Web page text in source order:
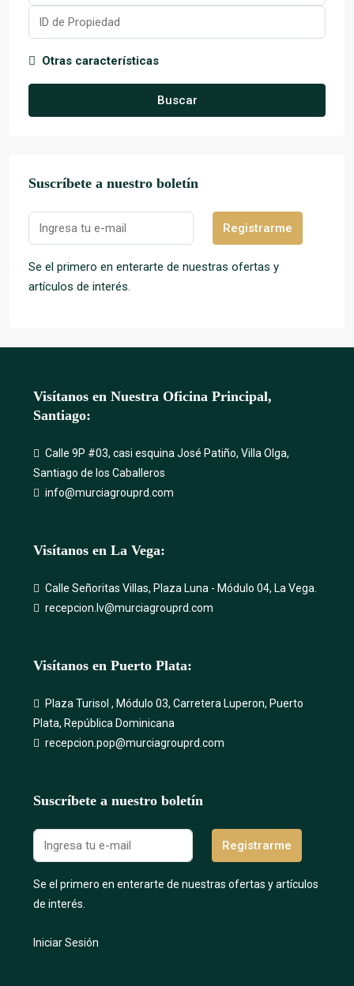
Otras características
Buscar
Suscríbete a nuestro boletín
Registrarme
Se el primero en enterarte de nuestras ofertas y
artículos de interés.
Visítanos en Nuestra Oficina Principal,
Santiago:
Calle 9P #03, casi esquina José Patiño, Villa Olga,
Santiago de los Caballeros
info@murciagrouprd.com
Visítanos en La Vega:
Calle Señoritas Villas, Plaza Luna - Módulo 04, La Vega.
recepcion.lv@murciagrouprd.com
Visítanos en Puerto Plata:
Plaza Turisol , Módulo 03, Carretera Luperon, Puerto
Plata, República Dominicana
recepcion.pop@murciagrouprd.com
Suscríbete a nuestro boletín
Registrarme
Se el primero en enterarte de nuestras ofertas y artículos
de interés.
Iniciar Sesión